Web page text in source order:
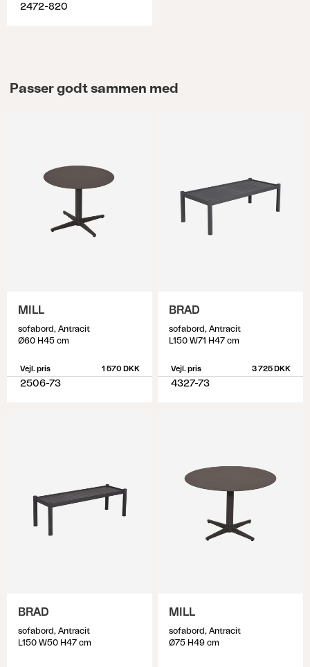
2472-820
Passer godt sammen med
MILL
sofabord, Antracit
Ø60 H45 cm
Vejl. pris 1 570 DKK
2506-73
BRAD
sofabord, Antracit
L150 W71 H47 cm
Vejl. pris 3 725 DKK
4327-73
BRAD
sofabord, Antracit
L150 W50 H47 cm
MILL
sofabord, Antracit
Ø75 H49 cm